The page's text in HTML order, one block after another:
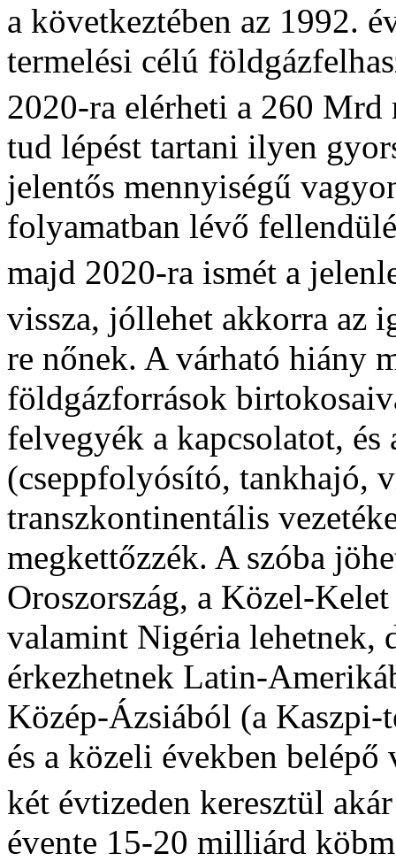
a következtében az 1992.
termelési célú
2020-ra elérheti a 260 Mrd
tud lépést tartani ilyen
jelentős mennyiségű
folyamatban lévő
majd 2020-ra ismét a
vissza, jóllehet akkorra az
re nőnek. A várható hiány
földgázforrások
felvegyék a kapcsolatot,
(cseppfolyósító, tankhajó,
transzkontinentális
megkettőzzék. A szóba
Oroszország, a Közel-
valamint Nigéria lehetnek,
érkezhetnek Latin-
Közép-Ázsiából (a Kaszpi-
és a közeli években
két évtizeden keresztül
évente 15-20 milliárd